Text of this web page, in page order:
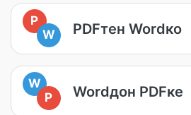
P
W
PDFтен Wordко
W
P
Wordдон PDFке